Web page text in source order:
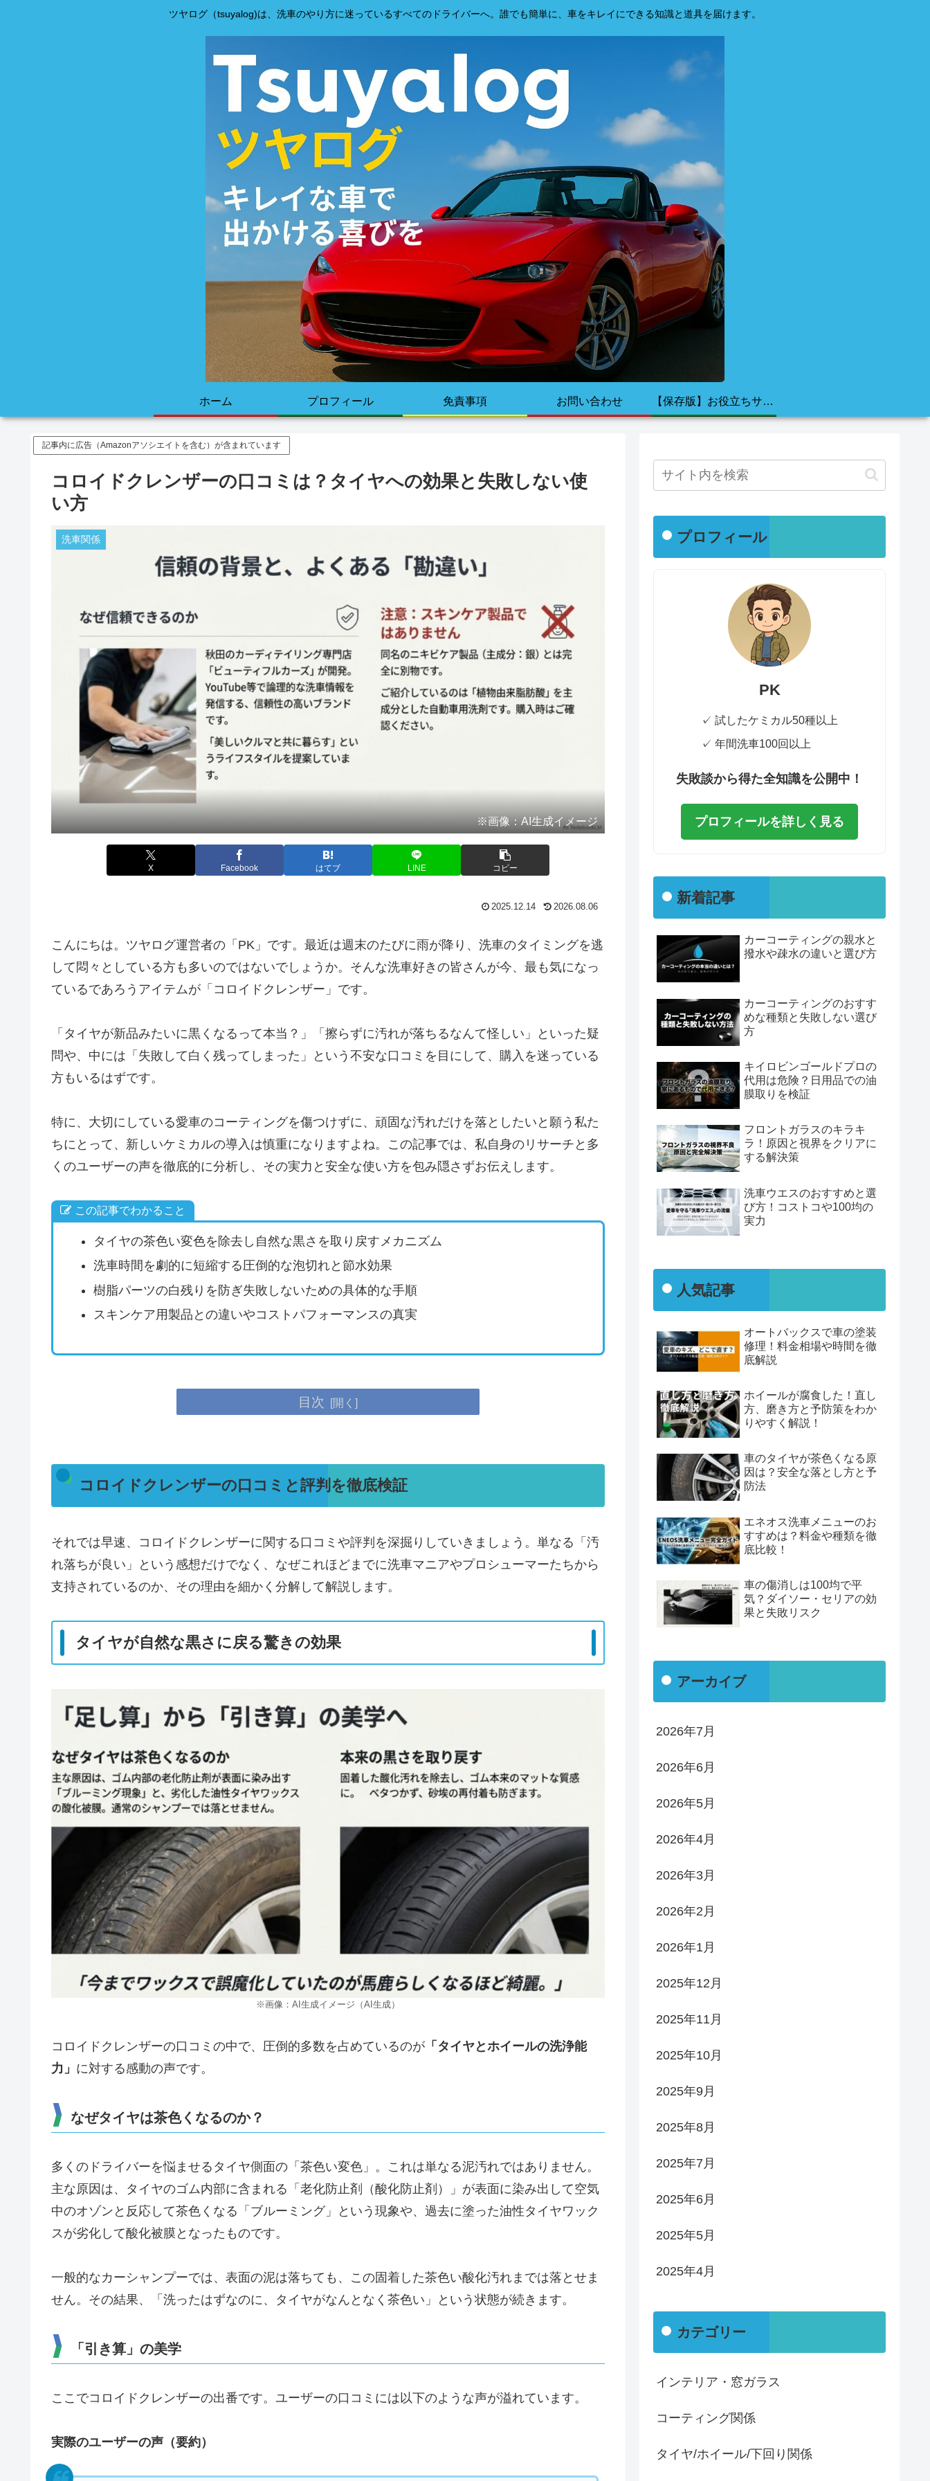
ツヤログ（tsuyalog)は、洗車のやり方に迷っているすべてのドライバーへ。誰でも簡単に、車をキレイにできる知識と道具を届けます。
ホーム プロフィール 免責事項 お問い合わせ 【保存版】お役立ちサイト集
記事内に広告（Amazonアソシエイトを含む）が含まれています
コロイドクレンザーの口コミは？タイヤへの効果と失敗しない使
い方
洗車関係
※画像：AI生成イメージ
X Facebook はてブ LINE コピー
2025.12.14 2026.08.06
こんにちは。ツヤログ運営者の「PK」です。最近は週末のたびに雨が降り、洗車のタイミングを逃
して悶々としている方も多いのではないでしょうか。そんな洗車好きの皆さんが今、最も気になっ
ているであろうアイテムが「コロイドクレンザー」です。
「タイヤが新品みたいに黒くなるって本当？」「擦らずに汚れが落ちるなんて怪しい」といった疑
問や、中には「失敗して白く残ってしまった」という不安な口コミを目にして、購入を迷っている
方もいるはずです。
特に、大切にしている愛車のコーティングを傷つけずに、頑固な汚れだけを落としたいと願う私た
ちにとって、新しいケミカルの導入は慎重になりますよね。この記事では、私自身のリサーチと多
くのユーザーの声を徹底的に分析し、その実力と安全な使い方を包み隠さずお伝えします。
この記事でわかること
タイヤの茶色い変色を除去し自然な黒さを取り戻すメカニズム
洗車時間を劇的に短縮する圧倒的な泡切れと節水効果
樹脂パーツの白残りを防ぎ失敗しないための具体的な手順
スキンケア用製品との違いやコストパフォーマンスの真実
目次
コロイドクレンザーの口コミと評判を徹底検証
それでは早速、コロイドクレンザーに関する口コミや評判を深掘りしていきましょう。単なる「汚
れ落ちが良い」という感想だけでなく、なぜこれほどまでに洗車マニアやプロシューマーたちから
支持されているのか、その理由を細かく分解して解説します。
タイヤが自然な黒さに戻る驚きの効果
※画像：AI生成イメージ（AI生成）
コロイドクレンザーの口コミの中で、圧倒的多数を占めているのが 「タイヤとホイールの洗浄能
力」 に対する感動の声です。
なぜタイヤは茶色くなるのか？
多くのドライバーを悩ませるタイヤ側面の「茶色い変色」。これは単なる泥汚れではありません。
主な原因は、タイヤのゴム内部に含まれる「老化防止剤（酸化防止剤）」が表面に染み出して空気
中のオゾンと反応して茶色くなる「ブルーミング」という現象や、過去に塗った油性タイヤワック
スが劣化して酸化被膜となったものです。
一般的なカーシャンプーでは、表面の泥は落ちても、この固着した茶色い酸化汚れまでは落とせま
せん。その結果、「洗ったはずなのに、タイヤがなんとなく茶色い」という状態が続きます。
「引き算」の美学
ここでコロイドクレンザーの出番です。ユーザーの口コミには以下のような声が溢れています。
実際のユーザーの声（要約）
プロフィール
PK
✓ 試したケミカル50種以上
✓ 年間洗車100回以上
失敗談から得た全知識を公開中！
プロフィールを詳しく見る
新着記事
カーコーティングの親水と
撥水や疎水の違いと選び方
カーコーティングのおすす
めな種類と失敗しない選び
方
キイロビンゴールドプロの
代用は危険？日用品での油
膜取りを検証
フロントガラスのキラキ
ラ！原因と視界をクリアに
する解決策
洗車ウエスのおすすめと選
び方！コストコや100均の
実力
人気記事
オートバックスで車の塗装
修理！料金相場や時間を徹
底解説
ホイールが腐食した！直し
方、磨き方と予防策をわか
りやすく解説！
車のタイヤが茶色くなる原
因は？安全な落とし方と予
防法
エネオス洗車メニューのお
すすめは？料金や種類を徹
底比較！
車の傷消しは100均で平
気？ダイソー・セリアの効
果と失敗リスク
アーカイブ
2026年7月
2026年6月
2026年5月
2026年4月
2026年3月
2026年2月
2026年1月
2025年12月
2025年11月
2025年10月
2025年9月
2025年8月
2025年7月
2025年6月
2025年5月
2025年4月
カテゴリー
インテリア・窓ガラス
コーティング関係
タイヤ/ホイール/下回り関係